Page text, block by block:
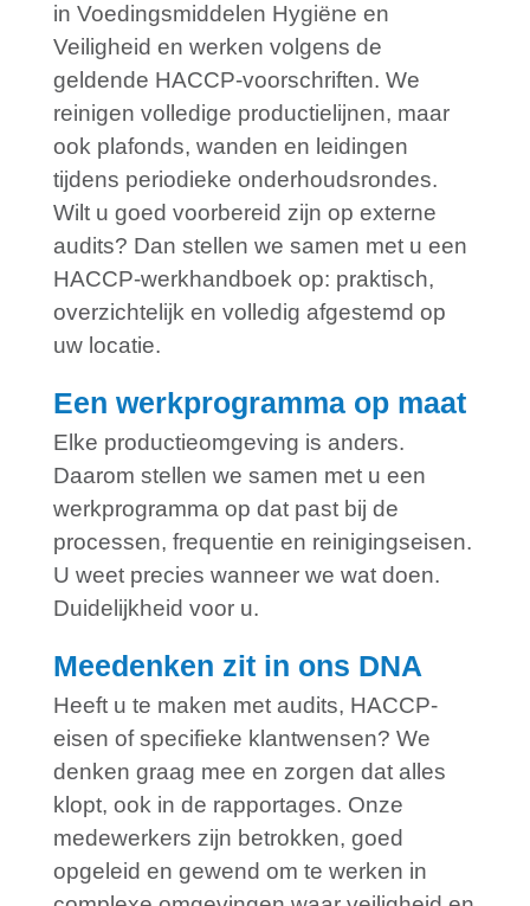
in Voedingsmiddelen Hygiëne en
Veiligheid en werken volgens de
geldende HACCP-voorschriften. We
reinigen volledige productielijnen, maar
ook plafonds, wanden en leidingen
tijdens periodieke onderhoudsrondes.
Wilt u goed voorbereid zijn op externe
audits? Dan stellen we samen met u een
HACCP-werkhandboek op: praktisch,
overzichtelijk en volledig afgestemd op
uw locatie.
Een werkprogramma op maat
Elke productieomgeving is anders.
Daarom stellen we samen met u een
werkprogramma op dat past bij de
processen, frequentie en reinigingseisen.
U weet precies wanneer we wat doen.
Duidelijkheid voor u.
Meedenken zit in ons DNA
Heeft u te maken met audits, HACCP-
eisen of specifieke klantwensen? We
denken graag mee en zorgen dat alles
klopt, ook in de rapportages. Onze
medewerkers zijn betrokken, goed
opgeleid en gewend om te werken in